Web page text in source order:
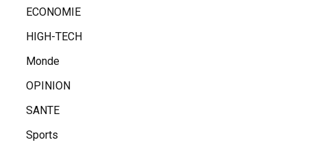
ECONOMIE
HIGH-TECH
Monde
OPINION
SANTE
Sports